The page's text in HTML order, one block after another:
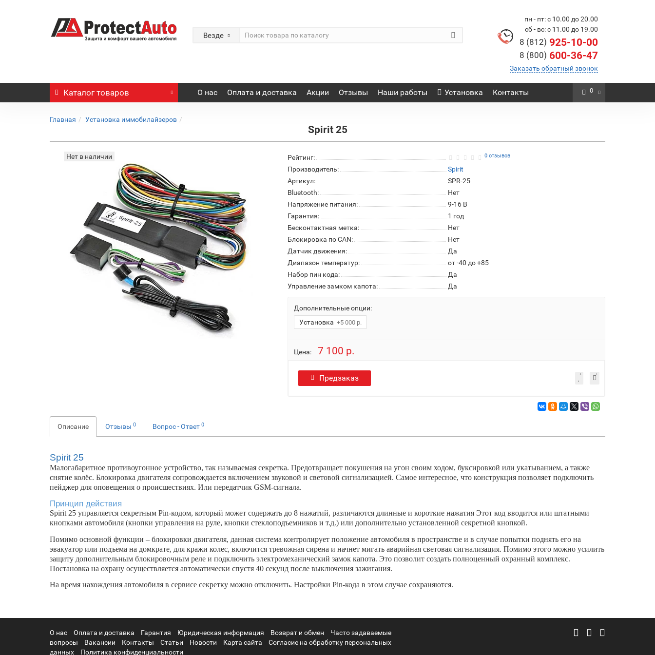
Везде
пн - пт: с 10.00 до 20.00
сб - вс: с 11.00 до 19.00
8 (812) 925-10-00
8 (800) 600-36-47
Заказать обратный звонок
Каталог товаров О нас Оплата и доставка Акции Отзывы Наши работы Установка Контакты 0
Главная Установка иммобилайзеров
Spirit 25
Нет в наличии Рейтинг: 0 отзывов
Производитель:
Spirit
Артикул:
SPR-25
Bluetooth:
Нет
Напряжение питания:
9-16 В
Гарантия:
1 год
Бесконтактная метка:
Нет
Блокировка по CAN:
Нет
Датчик движения:
Да
Диапазон температур:
от -40 до +85
Набор пин кода:
Да
Управление замком капота:
Да
Дополнительные опции:
Установка +5 000 р.
Цена: 7 100 р.
Предзаказ
Описание Отзывы 0 Вопрос - Ответ 0
Spirit 25
Малогабаритное противоугонное устройство, так называемая секретка. Предотвращает покушения на угон своим ходом, буксировкой или укатыванием, а также
снятие колёс. Блокировка двигателя сопровождается включением звуковой и световой сигнализацией. Самое интересное, что конструкция позволяет подключить
пейджер для оповещения о происшествиях. Или передатчик GSM-сигнала.
Принцип действия
Spirit 25 управляется секретным Pin-кодом, который может содержать до 8 нажатий, различаются длинные и короткие нажатия Этот код вводится или штатными
кнопками автомобиля (кнопки управления на руле, кнопки стеклоподъемников и т.д.) или дополнительно установленной секретной кнопкой.
Помимо основной функции – блокировки двигателя, данная система контролирует положение автомобиля в пространстве и в случае попытки поднять его на
эвакуатор или подъема на домкрате, для кражи колес, включится тревожная сирена и начнет мигать аварийная световая сигнализация. Помимо этого можно усилить
защиту дополнительным блокировочным реле и подключить электромеханический замок капота. Это позволит создать полноценный охранный комплекс.
Постановка на охрану осуществляется автоматически спустя 40 секунд после выключения зажигания.
На время нахождения автомобиля в сервисе секретку можно отключить. Настройки Pin-кода в этом случае сохраняются.
О нас Оплата и доставка Гарантия Юридическая информация Возврат и обмен
Часто задаваемые
вопросы
Вакансии Контакты Статьи Новости Карта сайта
Согласие на обработку персональных
данных
Политика конфиденциальности